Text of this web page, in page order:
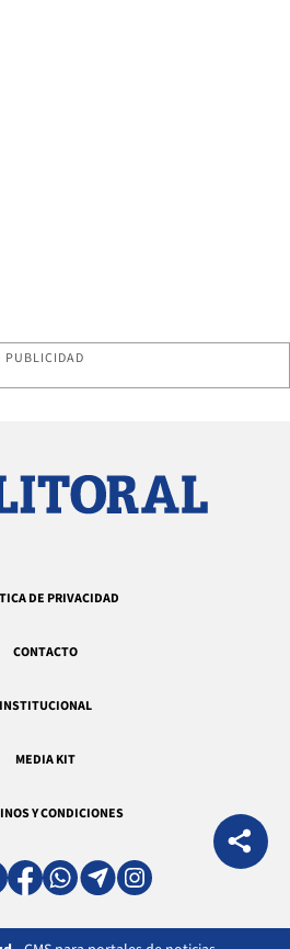
PUBLICIDAD
DE PRIVACIDAD
CONTACTO
INSTITUCIONAL
MEDIA KIT
Y CONDICIONES